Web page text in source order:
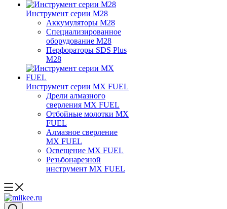
Инструмент серии M28
Аккумуляторы M28
Специализированное
оборудование M28
Перфораторы SDS Plus
M28
Инструмент серии MX FUEL
Дрели алмазного
сверления MX FUEL
Отбойные молотки MX
FUEL
Алмазное сверление
MX FUEL
Освещение MX FUEL
Резьбонарезной
инструмент MX FUEL